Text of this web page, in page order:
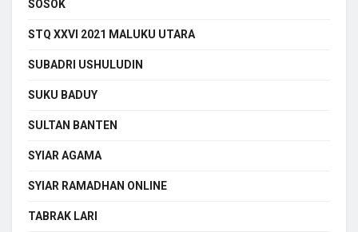
SOSOK
STQ XXVI 2021 MALUKU UTARA
SUBADRI USHULUDIN
SUKU BADUY
SULTAN BANTEN
SYIAR AGAMA
SYIAR RAMADHAN ONLINE
TABRAK LARI